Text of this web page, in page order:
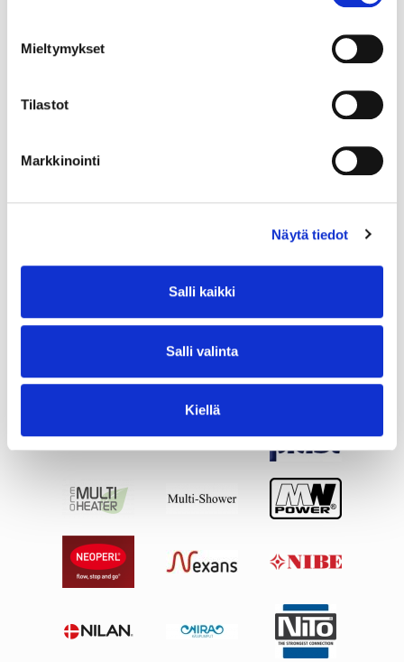
Mieltymykset
Tilastot
Markkinointi
Näytä tiedot
Salli kaikki
Salli valinta
Kiellä